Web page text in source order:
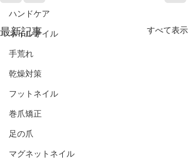
ハンドケア
ネイルオイル
手荒れ
乾燥対策
フットネイル
巻爪矯正
足の爪
マグネットネイル
最新記事 すべて表示